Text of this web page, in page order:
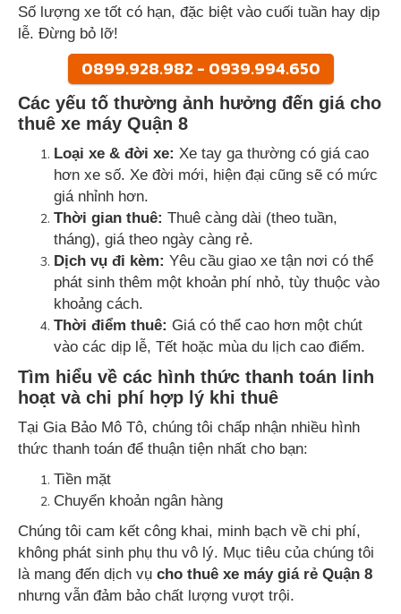
Số lượng xe tốt có hạn, đặc biệt vào cuối tuần hay dịp
lễ. Đừng bỏ lỡ!
0899.928.982 - 0939.994.650
Các yếu tố thường ảnh hưởng đến giá cho
thuê xe máy Quận 8
Loại xe & đời xe: Xe tay ga thường có giá cao
hơn xe số. Xe đời mới, hiện đại cũng sẽ có mức
giá nhỉnh hơn.
Thời gian thuê: Thuê càng dài (theo tuần,
tháng), giá theo ngày càng rẻ.
Dịch vụ đi kèm: Yêu cầu giao xe tận nơi có thể
phát sinh thêm một khoản phí nhỏ, tùy thuộc vào
khoảng cách.
Thời điểm thuê: Giá có thể cao hơn một chút
vào các dịp lễ, Tết hoặc mùa du lịch cao điểm.
Tìm hiểu về các hình thức thanh toán linh
hoạt và chi phí hợp lý khi thuê
Tại Gia Bảo Mô Tô, chúng tôi chấp nhận nhiều hình
thức thanh toán để thuận tiện nhất cho bạn:
Tiền mặt
Chuyển khoản ngân hàng
Chúng tôi cam kết công khai, minh bạch về chi phí,
không phát sinh phụ thu vô lý. Mục tiêu của chúng tôi
là mang đến dịch vụ cho thuê xe máy giá rẻ Quận 8
nhưng vẫn đảm bảo chất lượng vượt trội.